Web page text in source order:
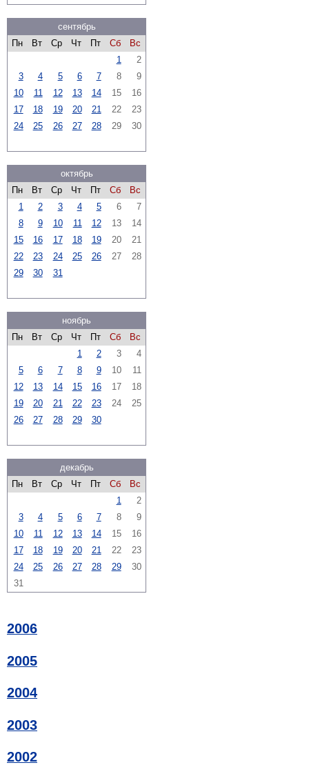
сентябрь
Пн
Вт Ср Чт Пт Сб
Вс
1
2
3
4 5 6 7 8
9
10
11 12 13 14 15
16
17
18 19 20 21 22
23
24
25 26 27 28 29 30
октябрь
Пн
Вт Ср Чт Пт Сб
Вс
1
2 3 4 5 6
7
8
9 10 11 12 13
14
15
16 17 18 19 20
21
22
23 24 25 26 27
28
29
30 31
ноябрь
Пн
Вт Ср Чт Пт Сб
Вс
1
2 3
4
5
6 7 8 9 10
11
12
13 14 15 16 17
18
19
20 21 22 23 24
25
26
27 28 29 30
декабрь
Пн
Вт Ср Чт Пт Сб
Вс
1
2
3
4 5 6 7 8
9
10
11 12 13 14 15
16
17
18 19 20 21 22
23
24
25 26 27 28 29
30
31
2006
2005
2004
2003
2002